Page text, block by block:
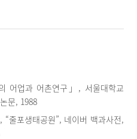
어업과 어촌연구」, 서울대학교
문, 1988
“줄포생태공원”, 네이버 백과사전,